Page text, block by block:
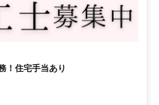
！住宅手当あり